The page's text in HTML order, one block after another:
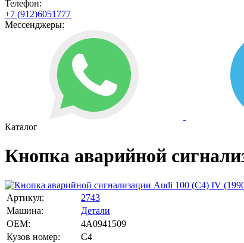
Телефон:
+7 (912)6051777
Мессенджеры:
Каталог
Кнопка аварийной
Артикул:
2743
Машина:
Детали
OEM:
4A0941509
Кузов номер:
C4